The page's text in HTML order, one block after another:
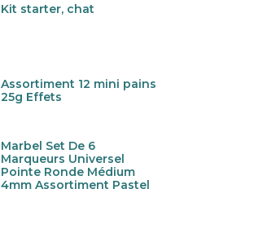
Nouveau !
Kit starter, chat
Nouveau !
Assortiment 12 mini pains
25g Effets
Marbel Set De 6
Marqueurs Universel
Pointe Ronde Médium
4mm Assortiment Pastel